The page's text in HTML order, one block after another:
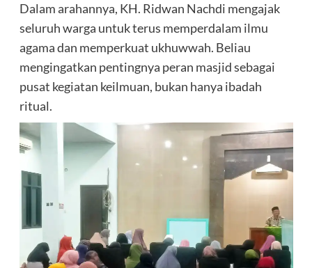
Dalam arahannya, KH. Ridwan Nachdi mengajak
seluruh warga untuk terus memperdalam ilmu
agama dan memperkuat ukhuwwah. Beliau
mengingatkan pentingnya peran masjid sebagai
pusat kegiatan keilmuan, bukan hanya ibadah
ritual.